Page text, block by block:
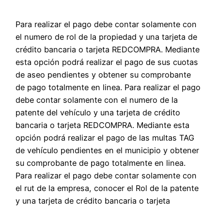
Para realizar el pago debe contar solamente con
el numero de rol de la propiedad y una tarjeta de
crédito bancaria o tarjeta REDCOMPRA. Mediante
esta opción podrá realizar el pago de sus cuotas
de aseo pendientes y obtener su comprobante
de pago totalmente en linea. Para realizar el pago
debe contar solamente con el numero de la
patente del vehículo y una tarjeta de crédito
bancaria o tarjeta REDCOMPRA. Mediante esta
opción podrá realizar el pago de las multas TAG
de vehículo pendientes en el municipio y obtener
su comprobante de pago totalmente en linea.
Para realizar el pago debe contar solamente con
el rut de la empresa, conocer el Rol de la patente
y una tarjeta de crédito bancaria o tarjeta